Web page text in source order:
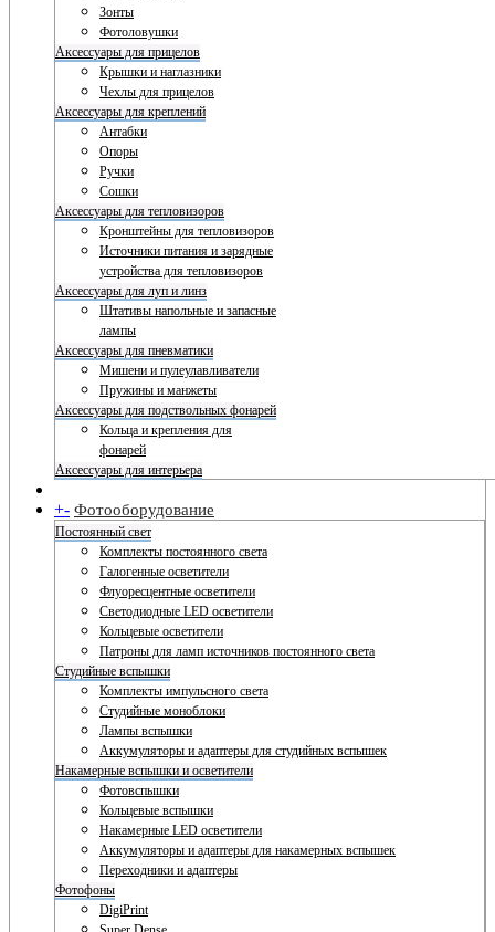
Зонты
Фотоловушки
Аксессуары для прицелов
Крышки и наглазники
Чехлы для прицелов
Аксессуары для креплений
Антабки
Опоры
Ручки
Сошки
Аксессуары для тепловизоров
Кронштейны для тепловизоров
Источники питания и зарядные
устройства для тепловизоров
Аксессуары для луп и линз
Штативы напольные и запасные
лампы
Аксессуары для пневматики
Мишени и пулеулавливатели
Пружины и манжеты
Аксессуары для подствольных фонарей
Кольца и крепления для
фонарей
Аксессуары для интерьера
+- Фотооборудование
Постоянный свет
Комплекты постоянного света
Галогенные осветители
Флуоресцентные осветители
Светодиодные LED осветители
Кольцевые осветители
Патроны для ламп источников постоянного света
Студийные вспышки
Комплекты импульсного света
Студийные моноблоки
Лампы вспышки
Аккумуляторы и адаптеры для студийных вспышек
Накамерные вспышки и осветители
Фотовспышки
Кольцевые вспышки
Накамерные LED осветители
Аккумуляторы и адаптеры для накамерных вспышек
Переходники и адаптеры
Фотофоны
DigiPrint